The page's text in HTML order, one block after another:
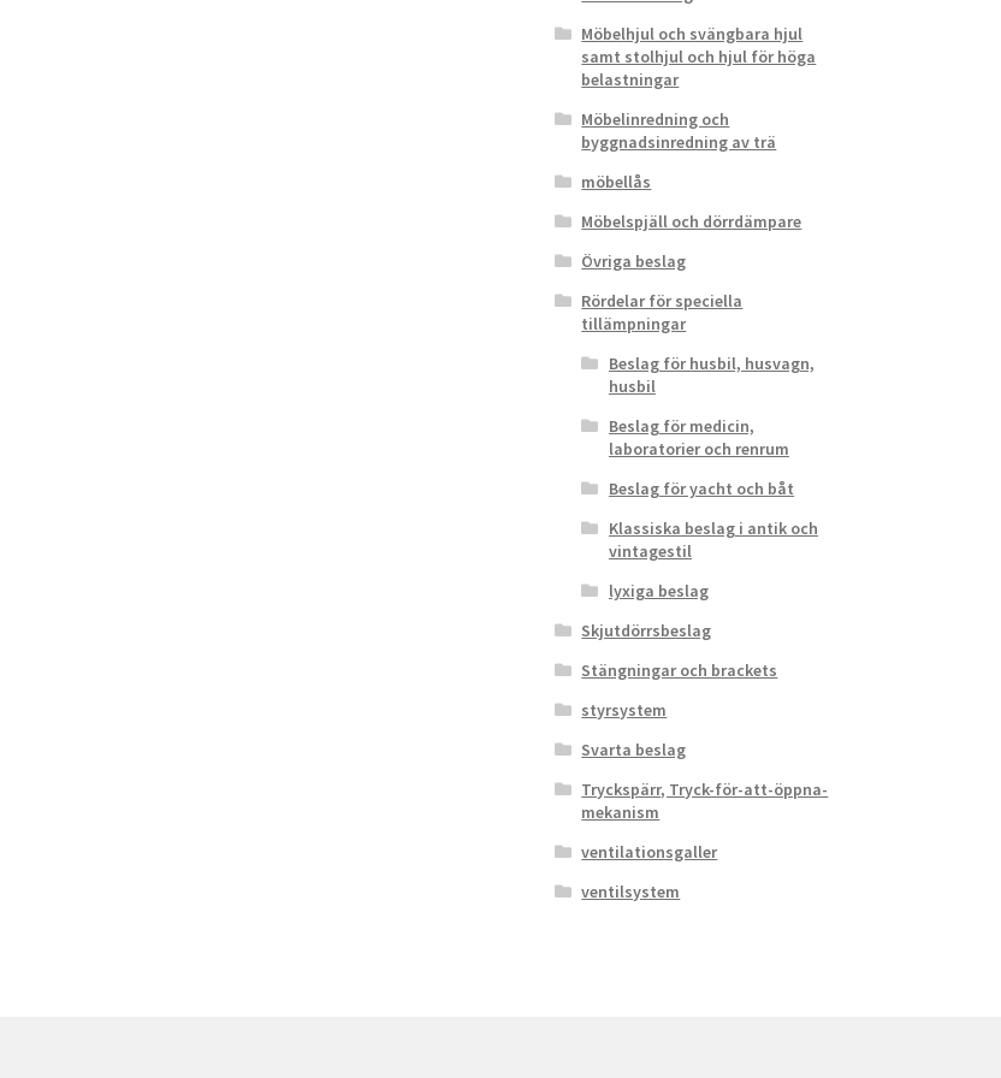
Möbelhjul och svängbara hjul
samt stolhjul och hjul för höga
belastningar
Möbelinredning och
byggnadsinredning av trä
möbellås
Möbelspjäll och dörrdämpare
Övriga beslag
Rördelar för speciella
tillämpningar
Beslag för husbil, husvagn,
husbil
Beslag för medicin,
laboratorier och renrum
Beslag för yacht och båt
Klassiska beslag i antik och
vintagestil
lyxiga beslag
Skjutdörrsbeslag
Stängningar och brackets
styrsystem
Svarta beslag
Tryckspärr, Tryck-för-att-öppna-
mekanism
ventilationsgaller
ventilsystem